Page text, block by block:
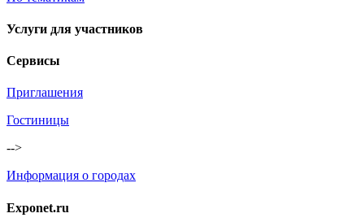
Услуги для участников
Сервисы
Приглашения
Гостиницы
-->
Информация о городах
Exponet.ru